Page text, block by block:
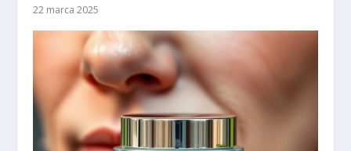
22 marca 2025